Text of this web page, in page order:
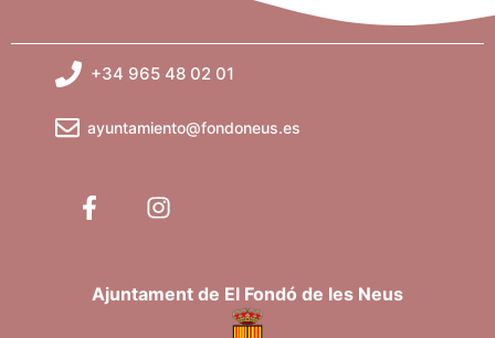
+34 965 48 02 01
ayuntamiento@fondoneus.es
Ajuntament de El Fondó de les Neus